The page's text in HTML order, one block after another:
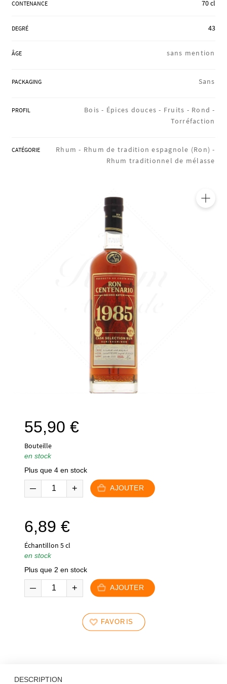
RÉGIONS
COFFRETS & CADEAUX
CONTENANCE 70 cl
DEGRÉ 43
ÂGE sans mention
PACKAGING Sans
PROFIL Bois - Épices douces - Fruits - Rond -
Torréfaction
CATÉGORIE Rhum - Rhum de tradition espagnole (Ron) -
Rhum traditionnel de mélasse
55,90 €
Bouteille
en stock
Plus que 4 en stock
AJOUTER
6,89 €
Échantillon 5 cl
en stock
Plus que 2 en stock
AJOUTER
FAVORIS
DESCRIPTION